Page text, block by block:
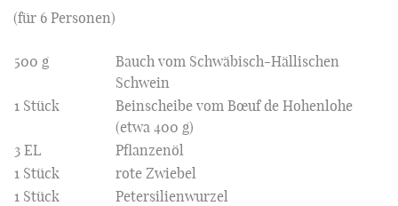
(für 6 Personen)
500 g
Bauch vom Schwäbisch-Hällischen
Schwein
1 Stück
Beinscheibe vom Bœuf de Hohenlohe
(etwa 400 g)
3 EL
Pflanzenöl
1 Stück
rote Zwiebel
1 Stück
Petersilienwurzel